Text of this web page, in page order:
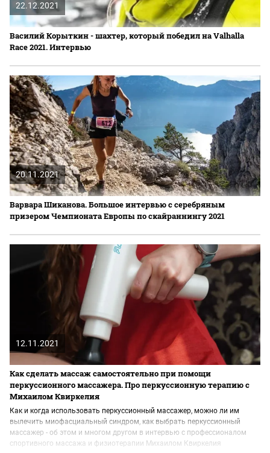
22.12.2021
Василий Корыткин - шахтер, который победил на Valhalla
Race 2021. Интервью
20.11.2021
Варвара Шиканова. Большое интервью с серебряным
призером Чемпионата Европы по скайраннингу 2021
12.11.2021
Как сделать массаж самостоятельно при помощи
перкуссионного массажера. Про перкуссионную терапию с
Михаилом Квиркелия
Как и когда использовать перкуссионный массажер, можно ли им
вылечить миофасциальный синдром, как выбрать перкуссионный
массажер - об этом и многом другом в интервью с профессионалом
спортивного массажа и физиотерапии Михаилом Квиркелия